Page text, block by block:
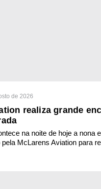
de 2026
realiza grande
na noite de hoje a nona
McLarens Aviation para